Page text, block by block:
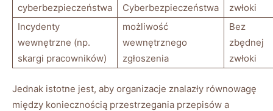
cyberbezpieczeństwa
Cyberbezpieczeństwa
zwłoki
Incydenty
wewnętrzne (np.
skargi⁤ pracowników)
możliwość
wewnętrznego
zgłoszenia
Bez
zbędnej
‍zwłoki
Jednak istotne jest, aby organizacje ⁣znalazły równowagę
między koniecznością przestrzegania przepisów a